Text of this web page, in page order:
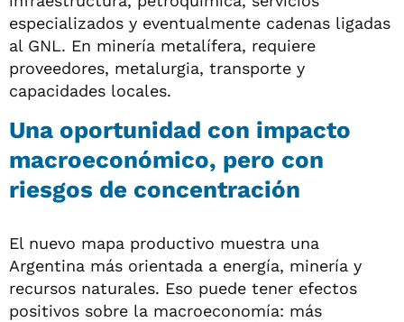
especializados y eventualmente cadenas ligadas
al GNL. En minería metalífera, requiere
proveedores, metalurgia, transporte y
capacidades locales.
Una oportunidad con impacto
macroeconómico, pero con
riesgos de concentración
El nuevo mapa productivo muestra una
Argentina más orientada a energía, minería y
recursos naturales. Eso puede tener efectos
positivos sobre la macroeconomía: más